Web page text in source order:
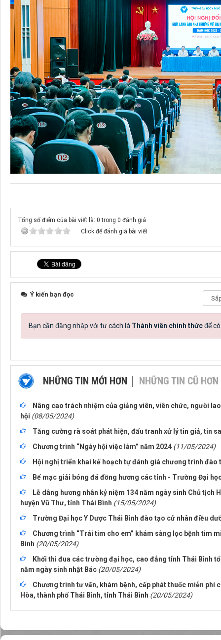
Tổng số điểm của bài viết là: 0 trong 0 đánh giá
Click để đánh giá bài viết
Ý kiến bạn đọc
Bạn cần đăng nhập với tư cách là Thành viên chính thứcđể
NHỮNG TIN MỚI HƠN NHỮNG TIN CŨ HƠN
Nâng cao trách nhiệm của giảng viên, viên chức, người
hội (08/05/2024)
Tăng cường rà soát phát hiện, đấu tranh xử lý tin giả, tin
Chương trình “Ngày hội việc làm” năm 2024 (11/05/2024)
Hội nghị triển khai kế hoạch tự đánh giá chương trình đào
Bế mạc giải bóng đá đồng hương các tỉnh - Trường Đại
Lễ dâng hương nhân kỷ niệm 134 năm ngày sinh Chủ tịch
huyện Vũ Thư, tỉnh Thái Bình (15/05/2024)
Trường Đại học Y Dược Thái Bình đào tạo cử nhân điều
Chương trình “Trái tim cho em” khám sàng lọc bệnh tim
Bình (20/05/2024)
Khối thi đua các trường đại học, cao đẳng tỉnh Thái Bình
năm ngày sinh nhật Bác (20/05/2024)
Chương trình tư vấn, khám bệnh, cấp phát thuốc miễn
Hòa, thành phố Thái Bình, tỉnh Thái Bình (20/05/2024)